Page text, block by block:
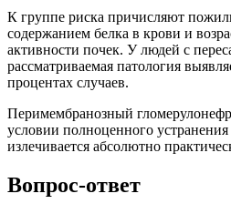
К группе риска причисляют
содержанием белка в крови и
активности почек. У людей с
рассматриваемая патология
процентах случаев.
Перимембранозный
условии полноценного
излечивается абсолютно
Вопрос-ответ